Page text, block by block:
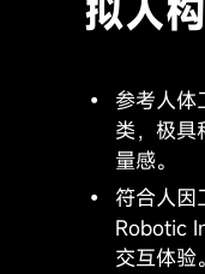
拟人
参考人体
类，极具
量感。
符合人因
Robotic
交互体验。